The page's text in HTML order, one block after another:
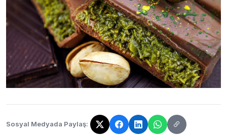
Sosyal Medyada Paylaş:
Bağlantı kopyalandı!